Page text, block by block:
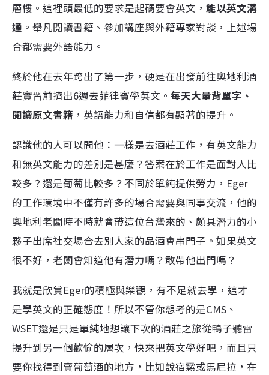
層樓。 這裡頭最低的要求是起碼要會英文， 能以英文溝
通 。舉凡閱讀書籍、參加講座與外籍專家對談，上述場
合都需要外語能力。
終於他在去年跨出了第一步，硬是在出發前往奧地利酒
莊實習前擠出6週去菲律賓學英文。 每天大量背單字、
閱讀原文書籍 ，英語能力和自信都有顯著的提升。
認識他的人可以問他：一樣是去酒莊工作，有英文能力
和無英文能力的差別是甚麼？答案在於工作是面對人比
較多？還是葡萄比較多？不同於單純提供勞力，Eger
的工作環境中不僅有許多的場合需要與同事交流，他的
奧地利老闆時不時就會帶這位台灣來的、頗具潛力的小
夥子出席社交場合去別人家的品酒會串門子。如果英文
很不好，老闆會知道他有潛力嗎？敢帶他出門嗎？
我就是欣賞Eger的積極與樂觀，有不足就去學，這才
是學英文的正確態度！ 所以不管你想考的是CMS、
WSET還是只是單純地想讓下次的酒莊之旅從鴨子聽雷
提升到另一個歡愉的層次，快來把英文學好吧，而且只
要你找得到賣葡萄酒的地方，比如說宿霧或馬尼拉，在